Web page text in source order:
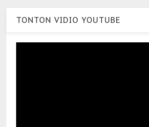
TONTON VIDIO YOUTUBE